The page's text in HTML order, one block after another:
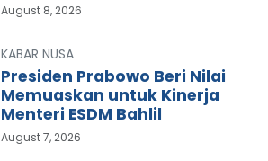
August 8, 2026
KABAR NUSA
Presiden Prabowo Beri Nilai
Memuaskan untuk Kinerja
Menteri ESDM Bahlil
August 7, 2026